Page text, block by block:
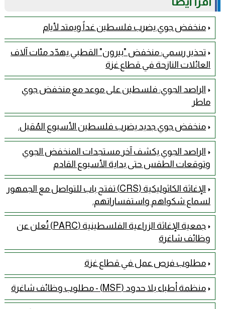
منخفض جوي يضرب فلسطين غداً ويمتد لأيام
تحذير رسمي: منخفض "بيرون" القطبي يهدّد مئات آلاف
العائلات النازحة في قطاع غزة
​الراصد الجوي: فلسطين على موعد مع منخفض جوي
ماطر
منخفض جوي جديد يضرب فلسطين الأسبوع المُقبل.
الراصد الجوي يكشف آخر مستجدات المنخفض الجوي
وتوقعات الطقس حتى بداية الأسبوع القادم
الإغاثة الكاثوليكية (CRS) تفتح باب للتواصل مع الجمهور
لسماع شكواهم واستفساراتهم.
جمعية الإغاثة الزراعية الفلسطينية (PARC) تُعلن عن
وظائف شاغرة
مطلوب فرص عمل في قطاع غزة
منظمة أطباء بلا حدود (MSF) - مطلوب وظائف شاغرة